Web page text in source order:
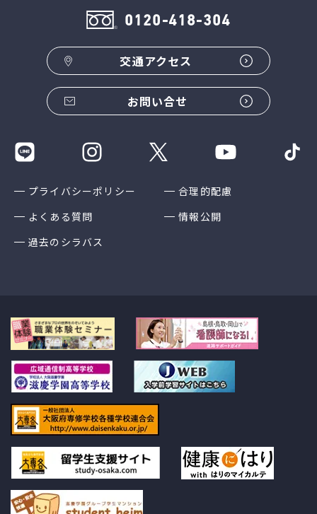
0120-418-304
交通アクセス
お問い合せ
プライバシーポリシー
合理的配慮
よくある質問
情報公開
過去のシラバス